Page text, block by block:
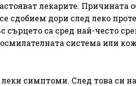
лекарите. Причината
сдобием дори след леко
са сред най-често
система или
леки симптоми. След това си